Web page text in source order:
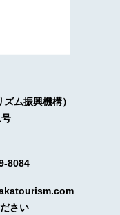
ム振興機構）
8084
さい